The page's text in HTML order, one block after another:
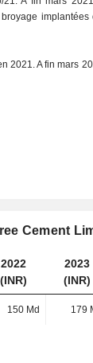
2021. A fin mars
Cement
2022
(INR)
2023
(INR)
150 Md 179